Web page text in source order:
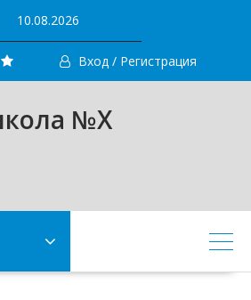
10.08.2026
Вход / Регистрация
№X